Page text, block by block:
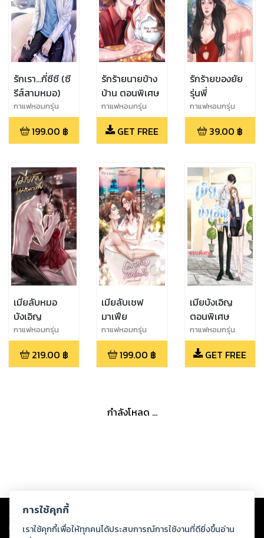
รักเรา...กี่ซีซี (ซี
รีส์สามหมอ)
กาแฟหอมกรุ่น
199.00 ฿
รักร้ายนายข้าง
บ้าน ตอนพิเศษ
กาแฟหอมกรุ่น
GET FREE
รักร้ายของยัย
รุ่นพี่
กาแฟหอมกรุ่น
39.00 ฿
เมียลับหมอ
บังเอิญ
กาแฟหอมกรุ่น
219.00 ฿
เมียลับเชฟ
มาเฟีย
กาแฟหอมกรุ่น
199.00 ฿
เมียบังเอิญ
ตอนพิเศษ
กาแฟหอมกรุ่น
GET FREE
กำลังโหลด ...
Copyright © 2026
ต่อผลงานหรือเนื้อหาใดที่อัปโหลดผ่านเว็บไซต์และปรากฏว่าละเมิดสิทธิใน
ทรัพย์สินทางปัญญาของบุคคลอื่นหรือขัดต่อกฎหมายและศีลธรรม ดังนั้น ผู้อ่าน
การใช้คุกกี้
เราใช้คุกกี้เพื่อให้ทุกคนได้ประสบการณ์การใช้งานที่ดียิ่งขึ้นอ่าน